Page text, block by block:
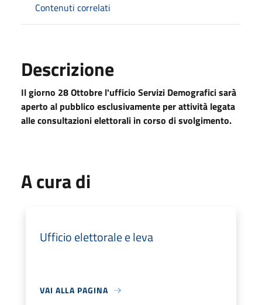
Contenuti correlati
Descrizione
Il giorno 28 Ottobre l'ufficio Servizi Demografici sarà
aperto al pubblico esclusivamente per attività legata
alle consultazioni elettorali in corso di svolgimento.
A cura di
Ufficio elettorale e leva
VAI ALLA PAGINA